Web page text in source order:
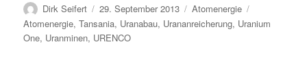
Autor
Dirk Seifert
Veröffentlicht
am
29. September 2013 Kategorien
Atomenergie
Atomenergie,Tansania, Uranabau, Urananreicherung, Uranium
One, Uranminen, URENCO